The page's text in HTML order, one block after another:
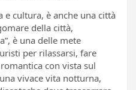
e cultura, è anche una città
della città,
è una delle mete
per rilassarsi, fare
con vista sul
vivace vita notturna,